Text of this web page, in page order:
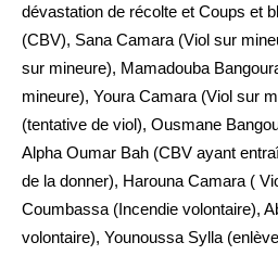
dévastation de récolte et Coups et
(CBV), Sana Camara (Viol sur
sur mineure), Mamadouba
mineure), Youra Camara (Viol sur
(tentative de viol), Ousmane
Alpha Oumar Bah (CBV ayant
de la donner), Harouna Camara (
Coumbassa (Incendie volontaire),
volontaire), Younoussa Sylla